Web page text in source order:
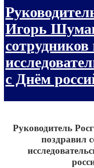
Игорь
сотрудников
с Днём
Руководитель
поздравил